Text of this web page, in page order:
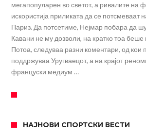
мегапопуларен во светот, а ривалите на
искористија приликата да се потсмеваат
Париз. Да потсетиме, Нејмар побара да
Кавани не му дозволи, на кратко тоа беше
Потоа, следуваа разни коментари, од кои
поддржуваа Уругваецот, а на крајот
француски медиум …
НАЈНОВИ СПОРТСКИ ВЕСТИ